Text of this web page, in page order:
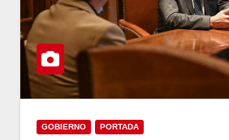
GOBIERNO PORTADA